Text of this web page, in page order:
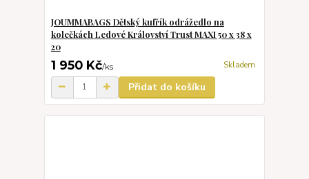
JOUMMABAGS Dětský kufřík odrážedlo na
kolečkách Ledové Království Trust MAXI 50 x 38 x
20
1 950 Kč/ks Skladem
Přidat do košíku